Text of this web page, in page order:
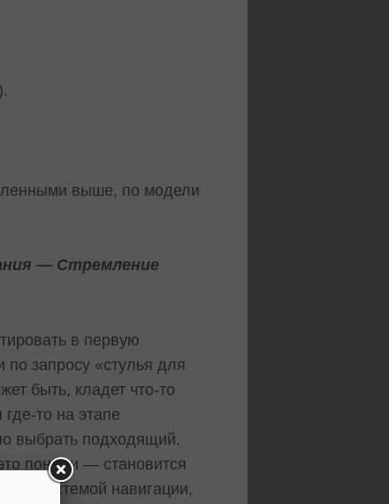
выше, по модели
— Стремление
в первую
по запросу «стулья для
быть, кладет что-то
то на этапе
выбрать подходящий,
поняли — становится
системой навигации,